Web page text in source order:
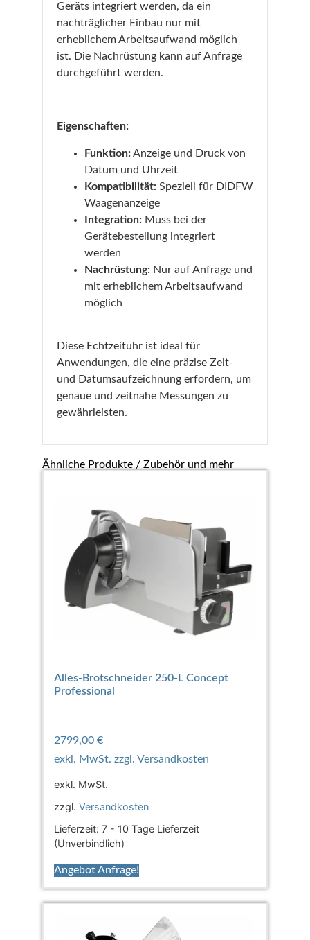
Geräts integriert werden, da ein
nachträglicher Einbau nur mit
erheblichem Arbeitsaufwand möglich
ist. Die Nachrüstung kann auf Anfrage
durchgeführt werden.
Eigenschaften:
Funktion:Anzeige und Druck von
Datum und Uhrzeit
Kompatibilität:Speziell für DIDFW
Waagenanzeige
Integration:Muss bei der
Gerätebestellung integriert
werden
Nachrüstung:Nur auf Anfrage und
mit erheblichem Arbeitsaufwand
möglich
Diese Echtzeituhr ist ideal für
Anwendungen, die eine präzise Zeit-
und Datumsaufzeichnung erfordern, um
genaue und zeitnahe Messungen zu
gewährleisten.
Ähnliche Produkte / Zubehör und mehr
Alles-Brotschneider 250-L Concept
Professional
2799,00 €
exkl. MwSt.
zzgl. Versandkosten
Lieferzeit: 7 - 10 Tage Lieferzeit
(Unverbindlich)
Angebot Anfrage!